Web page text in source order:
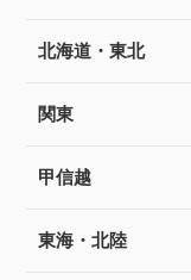
北海道・東北
関東
甲信越
東海・北陸